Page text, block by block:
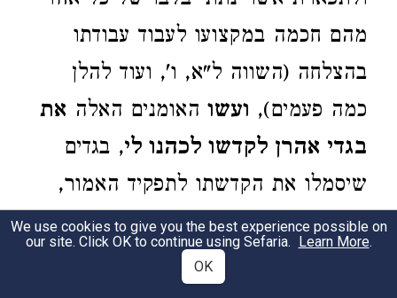
מהם חכמה במקצועו לעבוד עבודתו
בהצלחה (השווה ל"א, ו', ועוד להלן
כמה פעמים), ועשו האומנים האלה את
בגדי אהרן לקדשו לכהנו לי, בגדים
שיסמלו את הקדשתו לתפקיד האמור,
לכהונתי.
28:4
We use cookies to give you the best experience possible on
our site. Click OK to continue using Sefaria. Learn More.
OK